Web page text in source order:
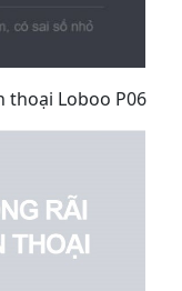
thoại Loboo P06